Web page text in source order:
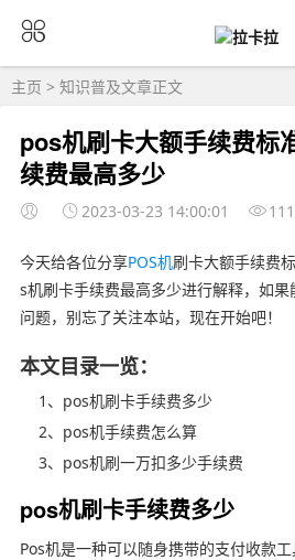
主页 > 知识普及文章正文
pos机刷卡大额手续费标
续费最高多少
2023-03-23 14:00:01 111
今天给各位分享POS机刷卡大额手续费
s机刷卡手续费最高多少进行解释，如
问题，别忘了关注本站，现在开始吧！
本文目录一览：
1、pos机刷卡手续费多少
2、pos机手续费怎么算
3、pos机刷一万扣多少手续费
pos机刷卡手续费多少
Pos机是一种可以随身携带的支付收款工